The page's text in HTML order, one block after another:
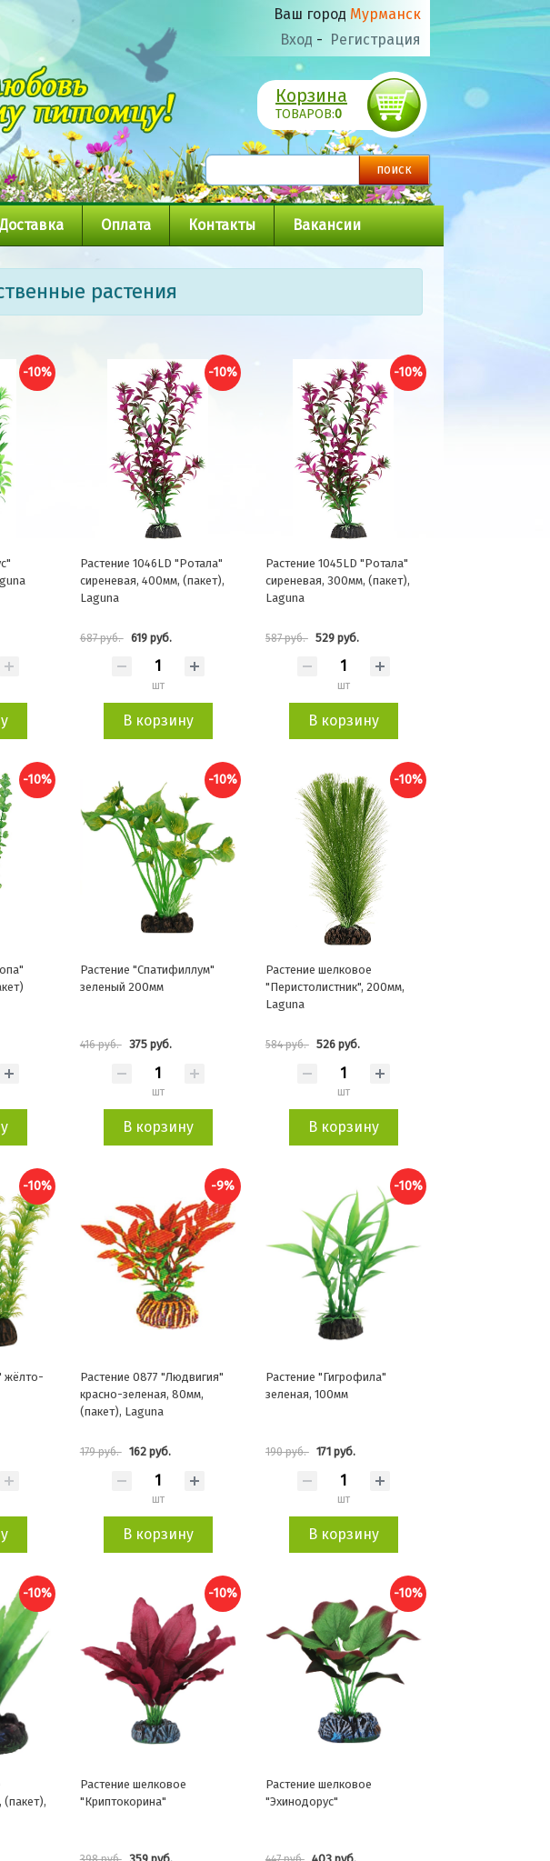
Ваш город Мурманск
Вход - Регистрация
Корзина
ТОВАРОВ:0
Доставка Оплата Контакты Вакансии
растения
-10% -10%
Растение 1046LD "Ротала"
сиреневая, 400мм, (пакет),
Laguna
687 руб. 619 руб.
шт
В корзину
-10%
Растение 1045LD "Ротала"
сиреневая, 300мм, (пакет),
Laguna
587 руб. 529 руб.
шт
В корзину
-10% -10%
Растение "Спатифиллум"
зеленый 200мм
416 руб. 375 руб.
шт
В корзину
-10%
Растение шелковое
"Перистолистник", 200мм,
Laguna
584 руб. 526 руб.
шт
В корзину
-10%
жёлто-
-9%
Растение 0877 "Людвигия"
красно-зеленая, 80мм,
(пакет), Laguna
179 руб. 162 руб.
шт
В корзину
-10%
Растение "Гигрофила"
зеленая, 100мм
190 руб. 171 руб.
шт
В корзину
-10%
(пакет),
-10%
Растение шелковое
"Криптокорина"
-10%
Растение шелковое
"Эхинодорус"